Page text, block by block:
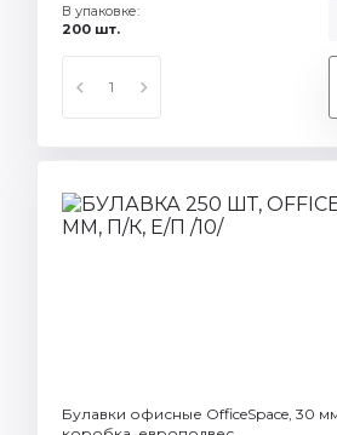
В упаковке:
200 шт.
Булавки офисные OfficeSpace, 30